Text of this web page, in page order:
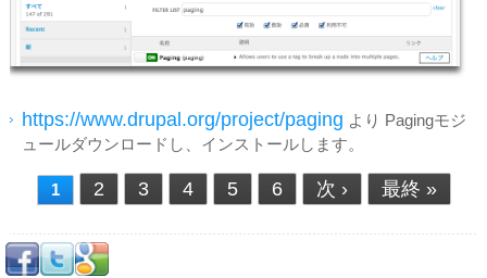
https://www.drupal.org/project/paging より Pagingモジ
ュールダウンロードし、インストールします。
1 2 3 4 5 6 次 › 最終 »